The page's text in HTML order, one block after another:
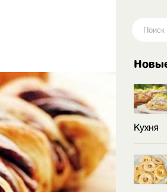
Кухня